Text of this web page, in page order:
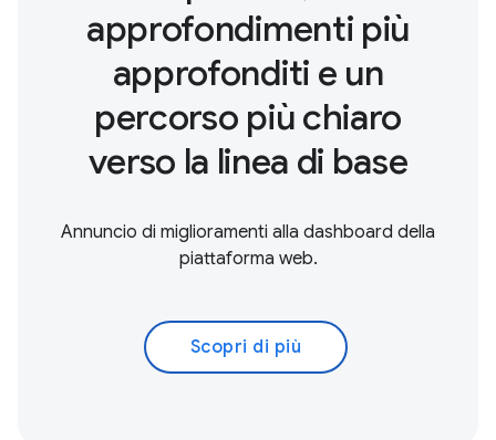
approfondimenti più
approfonditi e un
percorso più chiaro
verso la linea di base
Annuncio di miglioramenti alla dashboard della
piattaforma web.
Scopri di più